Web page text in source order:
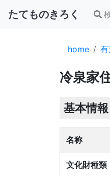
たてものきろく
home
冷泉家
基本情報
名称
文化財種類